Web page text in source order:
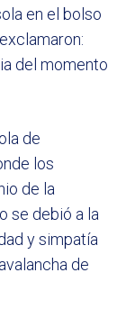
en el bolso
del momento
de
los
de la
se debió a la
y simpatía
de